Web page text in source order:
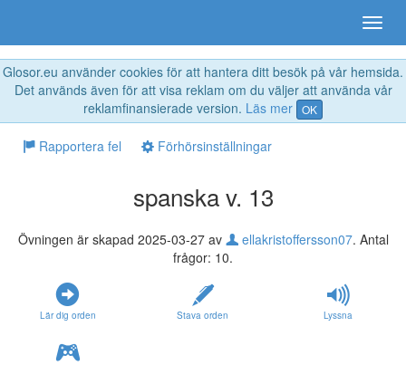
Glosor.eu använder cookies för att hantera ditt besök på vår hemsida.
Det används även för att visa reklam om du väljer att använda vår
reklamfinansierade version. Läs mer OK
Rapportera fel Förhörsinställningar
spanska v. 13
Övningen är skapad 2025-03-27 av ellakristoffersson07. Antal
frågor: 10.
Lär dig orden Stava orden Lyssna